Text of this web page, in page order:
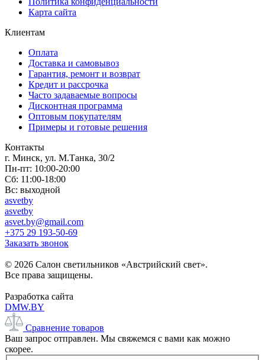
Карта сайта
Клиентам
Оплата
Доставка и самовывоз
Гарантия, ремонт и возврат
Кредит и рассрочка
Часто задаваемые вопросы
Дисконтная программа
Оптовым покупателям
Примеры и готовые решения
Контакты
г. Минск, ул. М.Танка, 30/2
Пн-пт: 10:00-20:00
Сб: 11:00-18:00
Вс: выходной
asvetby
asvetby
asvet.by@gmail.com
+375 29 193-50-69
Заказать звонок
© 2026 Салон светильников «Австрийский свет».
Все права защищены.
Разработка сайта
DMW.BY
Сравнение товаров
Ваш запрос отправлен. Мы свяжемся с вами как можно
скорее.